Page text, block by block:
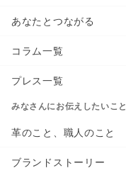
あなたとつながる
コラム一覧
プレス一覧
みなさんにお伝えしたいこと
革のこと、職人のこと
ブランドストーリー